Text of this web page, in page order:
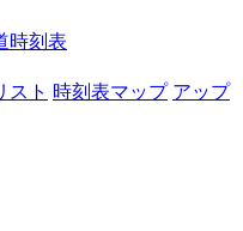
時刻表
スト 時刻表マップ アップ